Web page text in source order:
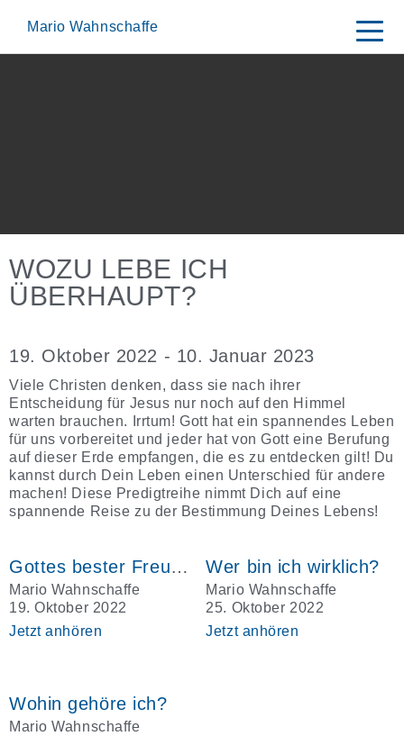
Mario Wahnschaffe
WOZU LEBE ICH
ÜBERHAUPT?
19. Oktober 2022 - 10. Januar 2023
Viele Christen denken, dass sie nach ihrer
Entscheidung für Jesus nur noch auf den Himmel
warten brauchen. Irrtum! Gott hat ein spannendes Leben
für uns vorbereitet und jeder hat von Gott eine Berufung
auf dieser Erde empfangen, die es zu entdecken gilt! Du
kannst durch Dein Leben einen Unterschied für andere
machen! Diese Predigtreihe nimmt Dich auf eine
spannende Reise zu der Bestimmung Deines Lebens!
Gottes bester Freund sein
Mario Wahnschaffe
19. Oktober 2022
Jetzt anhören
Wer bin ich wirklich?
Mario Wahnschaffe
25. Oktober 2022
Jetzt anhören
Wohin gehöre ich?
Mario Wahnschaffe